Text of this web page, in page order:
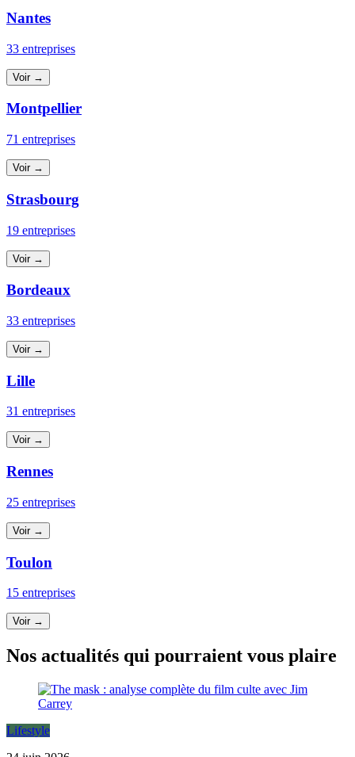
Nantes
33 entreprises
Voir →
Montpellier
71 entreprises
Voir →
Strasbourg
19 entreprises
Voir →
Bordeaux
33 entreprises
Voir →
Lille
31 entreprises
Voir →
Rennes
25 entreprises
Voir →
Toulon
15 entreprises
Voir →
Nos actualités qui pourraient vous plaire
Lifestyle